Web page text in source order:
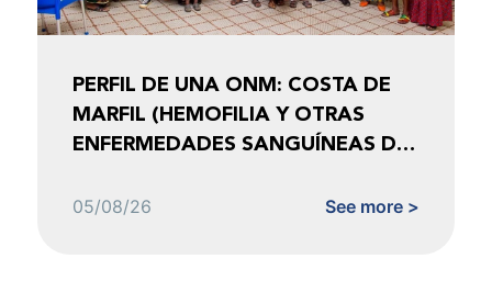
PERFIL DE UNA ONM: COSTA DE
MARFIL (HEMOFILIA Y OTRAS
ENFERMEDADES SANGUÍNEAS DE
05/08/26 See more >